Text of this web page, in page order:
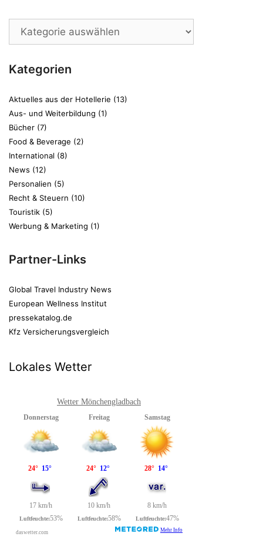
Beitragsarchiv
Kategorien
Aktuelles aus der Hotellerie (13)
Aus- und Weiterbildung (1)
Bücher (7)
Food & Beverage (2)
International (8)
News (12)
Personalien (5)
Recht & Steuern (10)
Touristik (5)
Werbung & Marketing (1)
Partner-Links
Global Travel Industry News
European Wellness Institut
pressekatalog.de
Kfz Versicherungsvergleich
Lokales Wetter
Wetter Mönchengladbach